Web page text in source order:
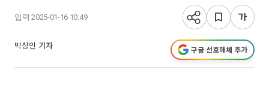
입력 2025-01-16 10:49
박상인 기자 구글 선호매체 추가